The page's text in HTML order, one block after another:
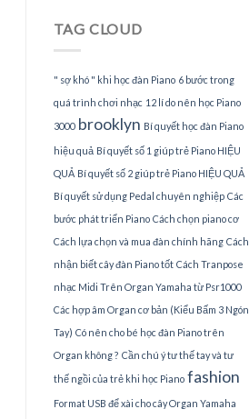
TAG CLOUD
" sợ khó " khi học đàn Piano 6 bước trong
quá trình chơi nhạc 12 lí do nên học Piano
3000 brooklyn Bí quyết học đàn Piano
hiệu quả Bí quyết số 1 giúp trẻ Piano HIỆU
QUẢ Bí quyết số 2 giúp trẻ Piano HIỆU QUẢ
Bí quyết sử dụng Pedal chuyên nghiệp Các
bước phát triển Piano Cách chọn piano cơ
Cách lựa chọn và mua đàn chính hãng Cách
nhận biết cây đàn Piano tốt Cách Tranpose
nhạc Midi Trên Organ Yamaha từ Psr1000
Các hợp âm Organ cơ bản (Kiểu Bấm 3 Ngón
Tay) Có nên cho bé học đàn Piano trên
Organ không ? Cần chú ý tư thế tay và tư
thế ngồi của trẻ khi học Piano fashion
Format USB để xài cho cây Organ Yamaha